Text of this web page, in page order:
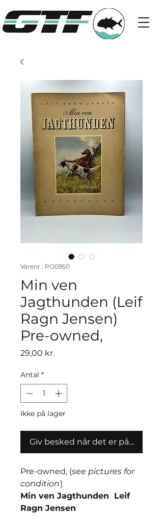
Varenr.: PO0950
Min ven
Jagthunden (Leif
Ragn Jensen)
Pre-owned,
29,00 kr.Pris
Antal *
Ikke på lager
Giv besked når det er på lager
Pre-owned, (see pictures for
condition)
Min ven Jagthunden Leif
Ragn Jensen